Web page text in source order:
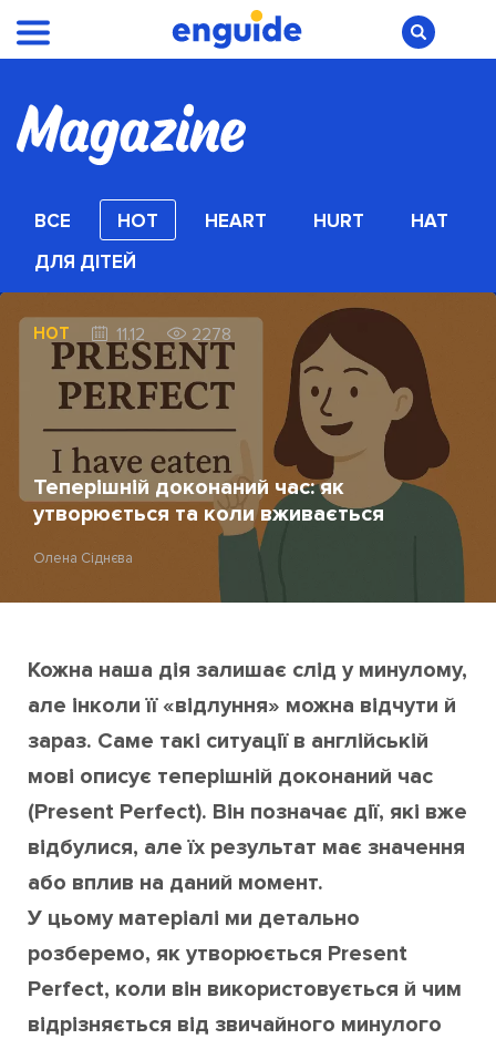
ВСЕ HOT HEART HURT
HAT
ДЛЯ ДІТЕЙ
HOT 11.12 2278
Теперішній доконаний час: як
утворюється та коли вживається
Олена Сіднєва
Кожна наша дія залишає слід у минулому,
але інколи її «відлуння» можна відчути й
зараз. Саме такі ситуації в англійській
мові описує теперішній доконаний час
(Present Perfect). Він позначає дії, які вже
відбулися, але їх результат має значення
або вплив на даний момент.
У цьому матеріалі ми детально
розберемо, як утворюється Present
Perfect, коли він використовується й чим
відрізняється від звичайного минулого